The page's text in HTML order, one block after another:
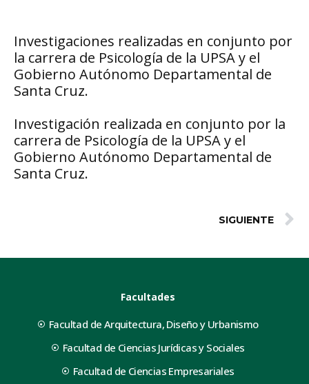
Investigaciones realizadas en conjunto por
la carrera de Psicología de la UPSA y el
Gobierno Autónomo Departamental de
Santa Cruz.
Investigación realizada en conjunto por la
carrera de Psicología de la UPSA y el
Gobierno Autónomo Departamental de
Santa Cruz.
SIGUIENTE
Facultades
Facultad de Arquitectura, Diseño y Urbanismo
Facultad de Ciencias Jurídicas y Sociales
Facultad de Ciencias Empresariales